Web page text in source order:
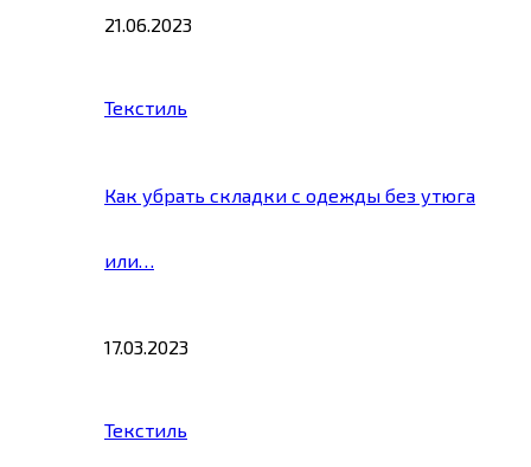
21.06.2023
Текстиль
Как убрать складки с одежды без утюга
или…
17.03.2023
Текстиль